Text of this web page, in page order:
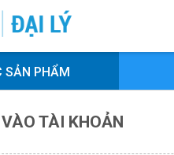
SẢN PHẨM
TÀI KHOẢN